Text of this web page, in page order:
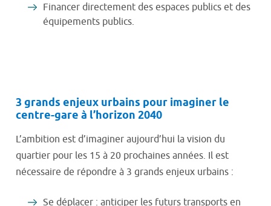
Financer directement des espaces publics et des
équipements publics.
3 grands enjeux urbains pour imaginer le
centre-gare à l’horizon 2040
L’ambition est d’imaginer aujourd’hui la vision du
quartier pour les 15 à 20 prochaines années. Il est
nécessaire de répondre à 3 grands enjeux urbains :
Se déplacer : anticiper les futurs transports en